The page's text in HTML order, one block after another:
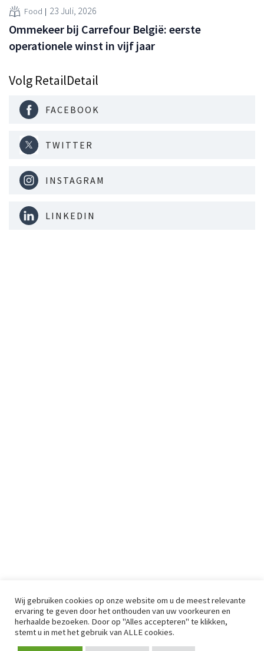
Food 23 Juli, 2026
Ommekeer bij Carrefour België: eerste
operationele winst in vijf jaar
Volg RetailDetail
FACEBOOK
TWITTER
INSTAGRAM
LINKEDIN
Wij gebruiken cookies op onze website om u de meest relevante
ervaring te geven door het onthouden van uw voorkeuren en
herhaalde bezoeken. Door op "Alles accepteren" te klikken,
stemt u in met het gebruik van ALLE cookies.